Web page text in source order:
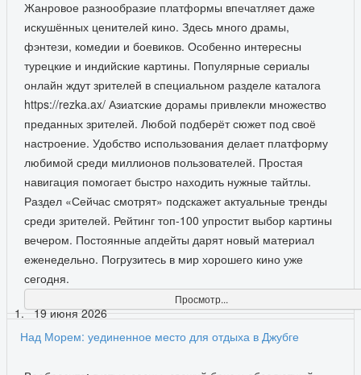
Жанровое разнообразие платформы впечатляет даже
искушённых ценителей кино. Здесь много драмы,
фэнтези, комедии и боевиков. Особенно интересны
турецкие и индийские картины. Популярные сериалы
онлайн ждут зрителей в специальном разделе каталога
https://rezka.ax/ Азиатские дорамы привлекли множество
преданных зрителей. Любой подберёт сюжет под своё
настроение. Удобство использования делает платформу
любимой среди миллионов пользователей. Простая
навигация помогает быстро находить нужные тайтлы.
Раздел «Сейчас смотрят» подскажет актуальные тренды
среди зрителей. Рейтинг топ-100 упростит выбор картины
вечером. Постоянные апдейты дарят новый материал
еженедельно. Погрузитесь в мир хорошего кино уже
сегодня.
Просмотр...
19 июня 2026
Над Морем: уединенное место для отдыха в Джубге